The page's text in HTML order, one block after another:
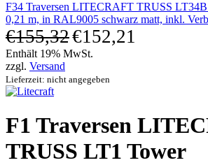
F34 Traversen LITECRAFT TRUSS LT34B
0,21 m, in RAL9005 schwarz matt, inkl.
€155,32€152,21
Enthält 19% MwSt.
zzgl. Versand
Lieferzeit: nicht angegeben
F1 Traversen
TRUSS LT1 Tower